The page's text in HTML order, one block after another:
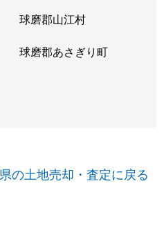
球磨郡山江村
球磨郡あさぎり町
の土地売却・査定に戻る